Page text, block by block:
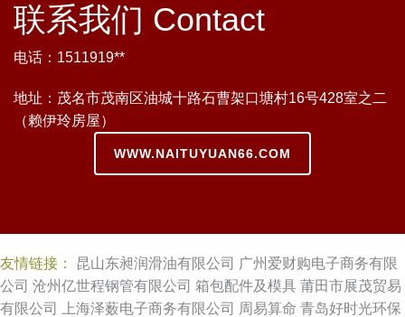
联系我们 Contact
电话：1511919**
地址：茂名市茂南区油城十路石曹架口塘村16号428室之二
（赖伊玲房屋）
WWW.NAITUYUAN66.COM
友情链接： 昆山东昶润滑油有限公司 广州爱财购电子商务有限
公司 沧州亿世程钢管有限公司 箱包配件及模具 莆田市展茂贸易
有限公司
上海泽薮电子商务有限公司 周易算命 青岛好时光环保